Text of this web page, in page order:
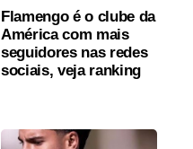
Flamengo é o clube da
América com mais
seguidores nas redes
sociais, veja ranking